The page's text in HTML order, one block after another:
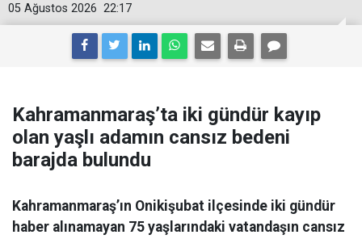
22:17
05 Ağustos 2026
Kahramanmaraş’ta iki gündür kayıp
olan yaşlı adamın cansız bedeni
barajda bulundu
Kahramanmaraş’ın Onikişubat ilçesinde iki gündür
haber alınamayan 75 yaşlarındaki vatandaşın cansız